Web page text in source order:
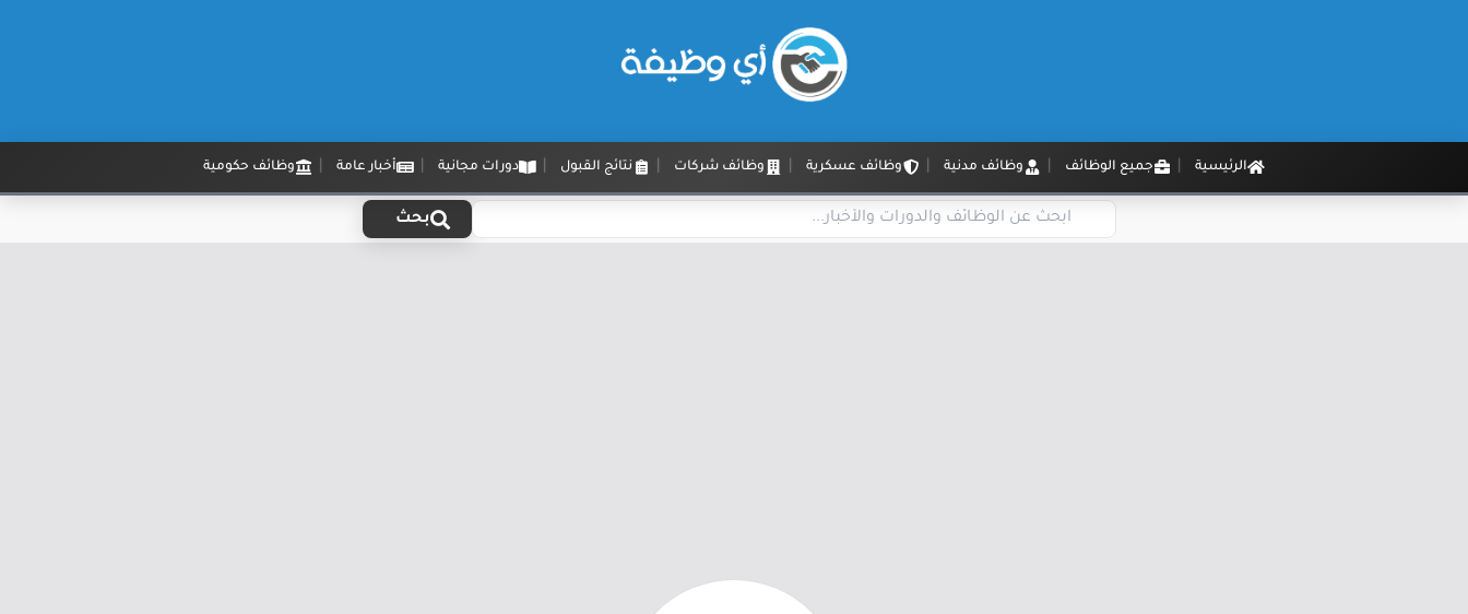
الرئيسية جميع الوظائف وظائف مدنية وظائف عسكرية وظائف شركات نتائج القبول دورات مجانية أخبار عامة وظائف حكومية
بحث